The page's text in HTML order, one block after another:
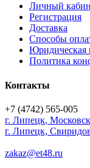
Личный
Регистрация
Доставка
Способы
Юридическая
Политика
Контакты
+7 (4742) 565-005
г. Липецк,
г. Липецк,
zakaz@et48.ru